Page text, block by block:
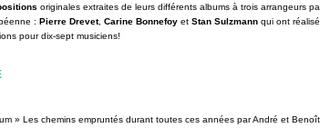
originales extraites de leurs différents albums à trois arrangeurs
: Pierre Drevet, Carine Bonnefoy etStan Sulzmann qui ont
pour dix-sept musiciens!
» Les chemins empruntés durant toutes ces années par André et